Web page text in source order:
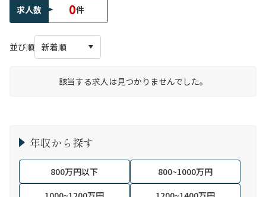
求人数 0件
並び順
該当する求人は見つかりませんでした。
年収から探す
800万円以下
800~1000万円